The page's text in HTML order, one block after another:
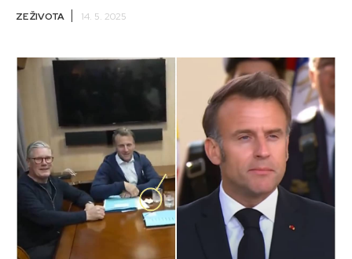
ZE ŽIVOTA 14. 5. 2025